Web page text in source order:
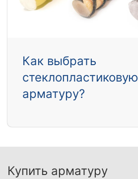
Как выбрать
стеклопластиковую
арматуру?
Купить арматуру